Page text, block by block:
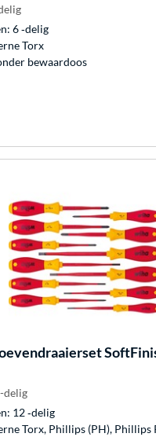
6 ‐delig
Torx
bewaardoos
delig
12 ‐delig
Torx, Phillips (PH), Phillips